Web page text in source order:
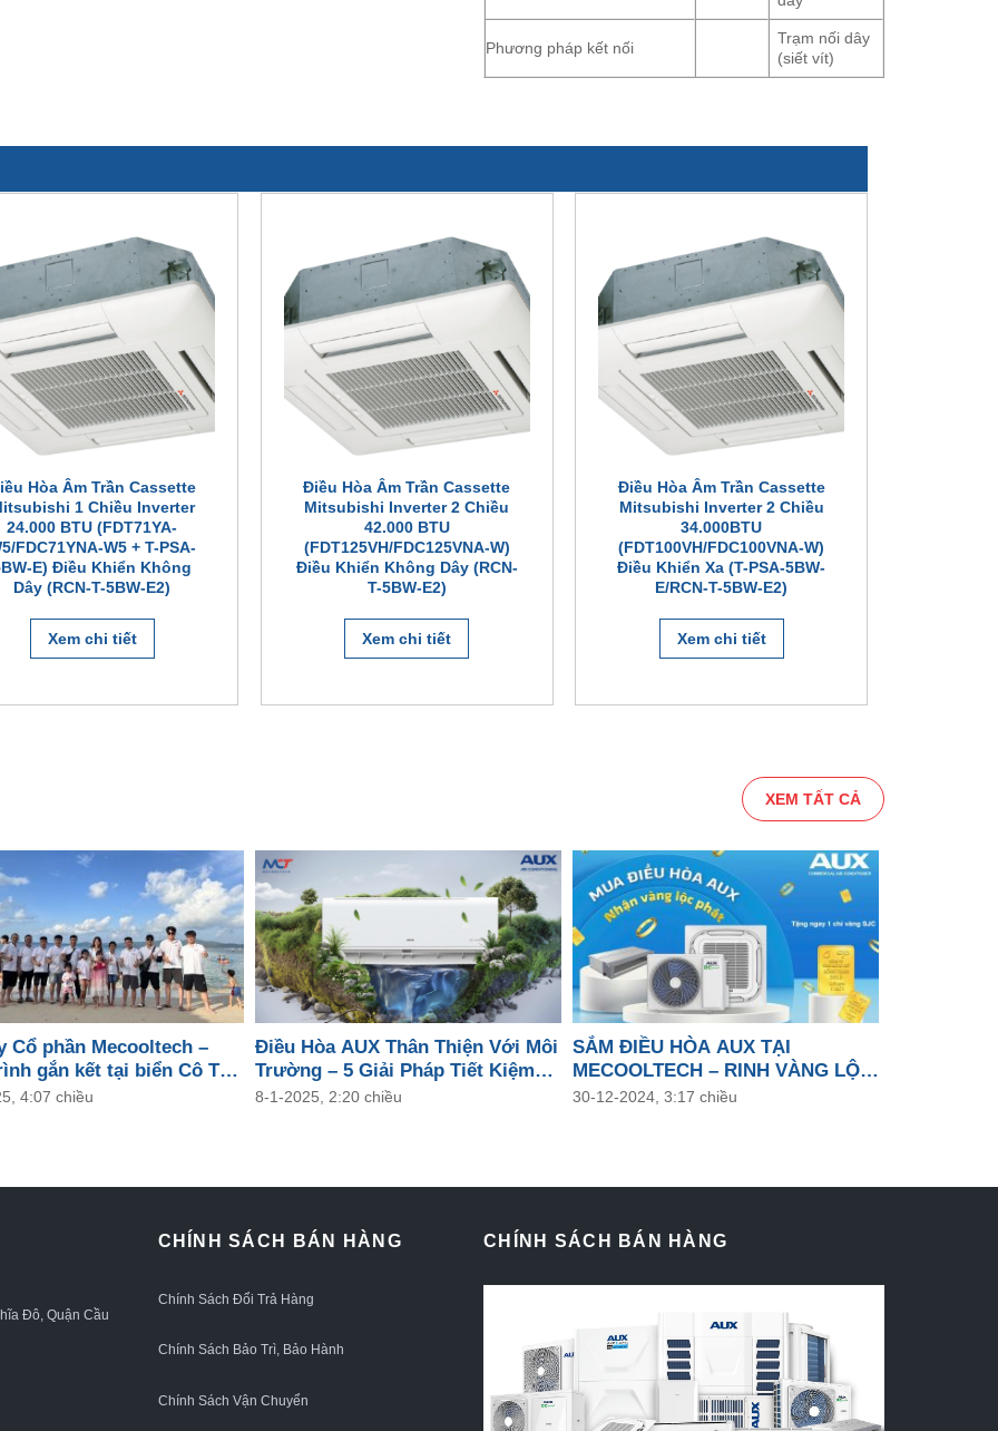
Phương pháp kết nối
Trạm nối dây
(siết vít)
Hòa Âm Trần Cassette
1 Chiều Inverter
24.000 BTU (FDT71YA-
FDC71YNA-W5 + T-PSA-
E) Điều Khiển Không
Dây (RCN-T-5BW-E2)
Xem chi tiết
Điều Hòa Âm Trần Cassette
Mitsubishi Inverter 2 Chiều
42.000 BTU
(FDT125VH/FDC125VNA-W)
Điều Khiển Không Dây (RCN-
T-5BW-E2)
Xem chi tiết
Điều Hòa Âm Trần Cassette
Mitsubishi Inverter 2 Chiều
34.000BTU
(FDT100VH/FDC100VNA-W)
Điều Khiển Xa (T-PSA-5BW-
E/RCN-T-5BW-E2)
Xem chi tiết
XEM TẤT CẢ
Cổ phần Mecooltech –
gắn kết tại biển Cô Tô
4:07 chiều
Điều Hòa AUX Thân Thiện Với Môi
Trường – 5 Giải Pháp Tiết Kiệm
Năng Lượng Cho Mọi Gia Đình
8-1-2025, 2:20 chiều
SẮM ĐIỀU HÒA AUX TẠI
MECOOLTECH – RINH VÀNG LỘC
PHÁT
30-12-2024, 3:17 chiều
Đô, Quận Cầu
CHÍNH SÁCH BÁN HÀNG
Chính Sách Đổi Trả Hàng
Chính Sách Bảo Trì, Bảo Hành
Chính Sách Vận Chuyển
CHÍNH SÁCH BÁN HÀNG